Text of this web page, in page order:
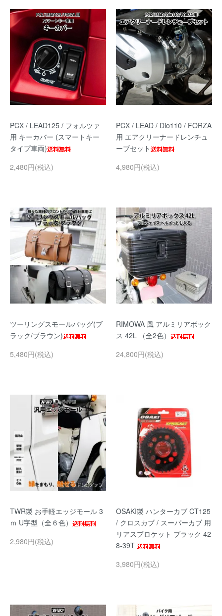
PCX / LEAD125 / フォルツァ
用 キーカバー (スマートキー
タイプ車両)
2,480円(税込)
PCX / LEAD / Dio110 / FORZA
用 エアクリーナードレンチュ
ーブセット
4,980円(税込)
ツーリングスモールバッグ(ブ
ラック/ブラウン)
5,480円(税込)
RIMOWA 風 アルミリアボック
ス 42L （全2色）
24,800円(税込)
TWR製 お手軽エッジモール 3
ｍ U字型（全６色）
2,980円(税込)
OSAKI製 ハンターカブ CT125
/ クロスカブ / スーパーカブ 用
リアスプロケット ブラック 42
8-39T
3,980円(税込)